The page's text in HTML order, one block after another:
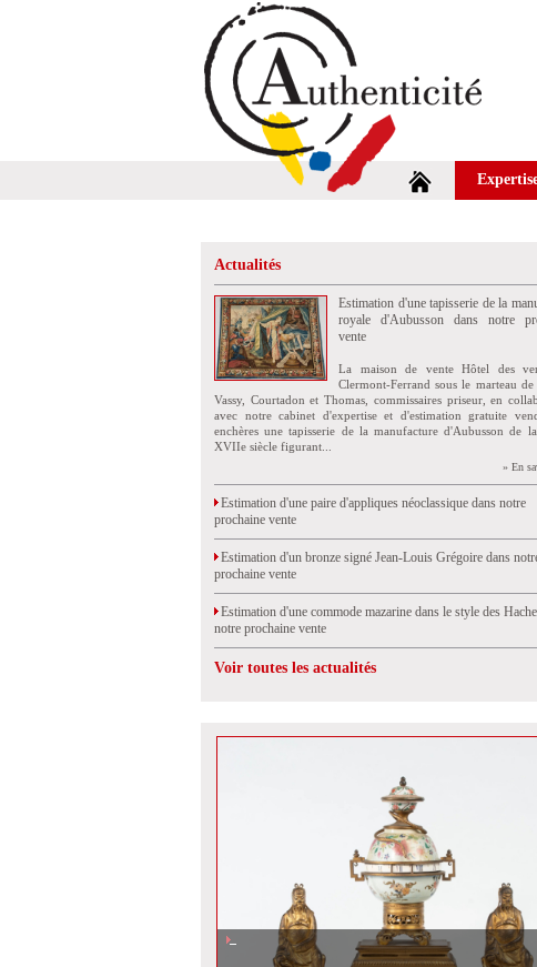
Actualités
Estimation d'une tapisserie de la
royale d'Aubusson dans notre
vente
La maison de vente Hôtel des
Clermont-Ferrand sous le marteau de
Vassy, Courtadon et Thomas, commissaires priseur, en
avec notre cabinet d'expertise et d'estimation gratuite
enchères une tapisserie de la manufacture d'Aubusson de
XVIIe siècle figurant...
» En
Estimation d'une paire d'appliques néoclassique dans notre
prochaine vente
Estimation d'un bronze signé Jean-Louis Grégoire dans
prochaine vente
Estimation d'une commode mazarine dans le style des
notre prochaine vente
Voir toutes les actualités